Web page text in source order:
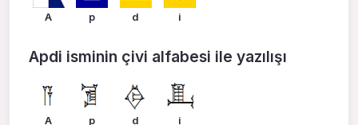
A p d i
Apdi isminin çivi alfabesi ile yazılışı
A p d i